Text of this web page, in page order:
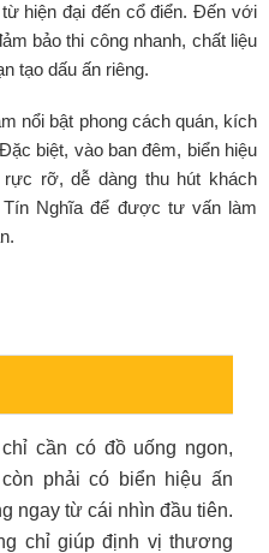
hiện đại đến cổ điển. Đến với
bảo thi công nhanh, chất liệu
tạo dấu ấn riêng.
nổi bật phong cách quán, kích
biệt, vào ban đêm, biển hiệu
rỡ, dễ dàng thu hút khách
Nghĩa để được tư vấn làm
cần có đồ uống ngon,
phải có biển hiệu ấn
ngay từ cái nhìn đầu tiên.
chỉ giúp định vị thương